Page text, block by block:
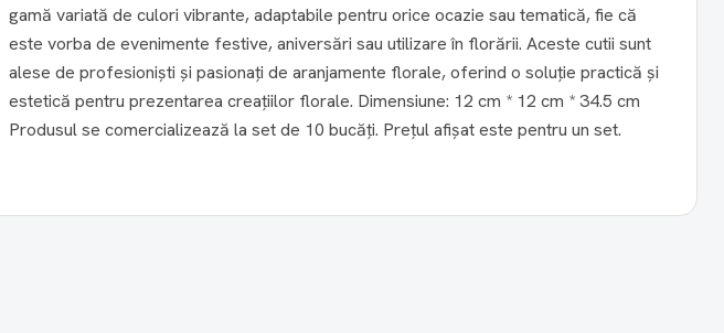
gamă variată de culori vibrante, adaptabile pentru orice ocazie sau tematică, fie că
este vorba de evenimente festive, aniversări sau utilizare în florării. Aceste cutii sunt
alese de profesioniști și pasionați de aranjamente florale, oferind o soluție practică și
estetică pentru prezentarea creațiilor florale. Dimensiune: 12 cm * 12 cm * 34.5 cm
Produsul se comercializează la set de 10 bucăți. Prețul afișat este pentru un set.